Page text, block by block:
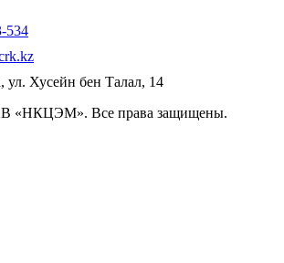
534
ул. Хусейн бен Талал, 14
«НКЦЭМ». Все права защищены.